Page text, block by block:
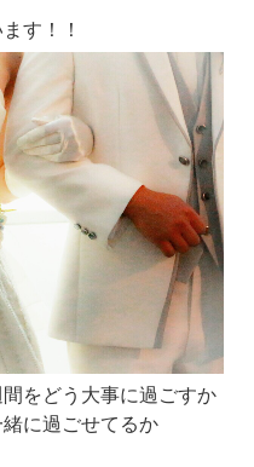
す！！
をどう大事に過ごすか
に過ごせてるか